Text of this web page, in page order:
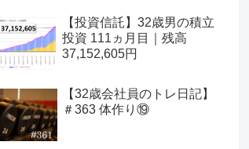
【投資信託】32歳男の積立
投資 111ヵ月目｜残高
37,152,605円
【32歳会社員のトレ日記】
＃363 体作り⑲